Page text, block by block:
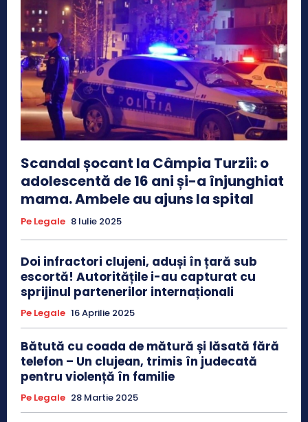
Scandal șocant la Câmpia Turzii: o
adolescentă de 16 ani și-a înjunghiat
mama. Ambele au ajuns la spital
Pe Legale 8 Iulie 2025
Doi infractori clujeni, aduși în țară sub
escortă! Autoritățile i-au capturat cu
sprijinul partenerilor internaționali
Pe Legale 16 Aprilie 2025
Bătută cu coada de mătură și lăsată fără
telefon – Un clujean, trimis în judecată
pentru violență în familie
Pe Legale 28 Martie 2025